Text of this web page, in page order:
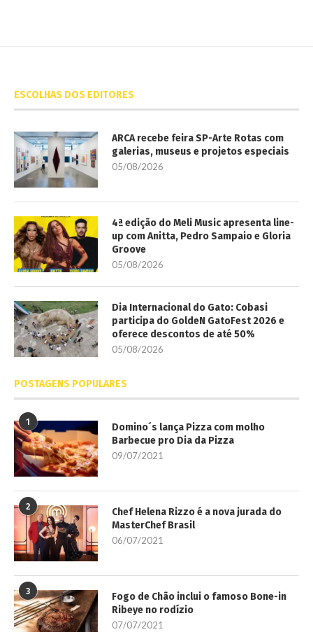
ESCOLHAS DOS EDITORES
ARCA recebe feira SP-Arte Rotas com
galerias, museus e projetos especiais
05/08/2026
4ª edição do Meli Music apresenta line-
up com Anitta, Pedro Sampaio e Gloria
Groove
05/08/2026
Dia Internacional do Gato: Cobasi
participa do GoldeN GatoFest 2026 e
oferece descontos de até 50%
05/08/2026
POSTAGENS POPULARES
1
Domino´s lança Pizza com molho
Barbecue pro Dia da Pizza
09/07/2021
2
Chef Helena Rizzo é a nova jurada do
MasterChef Brasil
06/07/2021
3
Fogo de Chão inclui o famoso Bone-in
Ribeye no rodízio
07/07/2021